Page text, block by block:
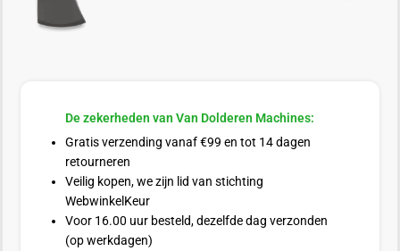
De zekerheden van Van Dolderen Machines:
Gratis verzending vanaf €99 en tot 14 dagen
retourneren
Veilig kopen, we zijn lid van stichting
WebwinkelKeur
Voor 16.00 uur besteld, dezelfde dag verzonden
(op werkdagen)